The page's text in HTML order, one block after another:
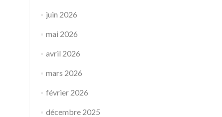
juin 2026
mai 2026
avril 2026
mars 2026
février 2026
décembre 2025